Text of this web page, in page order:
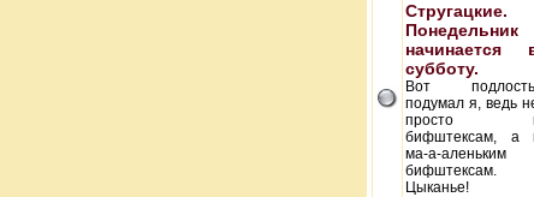
Стругацкие.
Понедельник
начинается
субботу.
Вот
подумал я, ведь
просто
бифштексам, а
ма-а-аленьким
бифштексам.
Цыканье!